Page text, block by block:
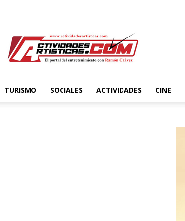
Actividadesartisticas.com
TURISMO SOCIALES ACTIVIDADES CINE